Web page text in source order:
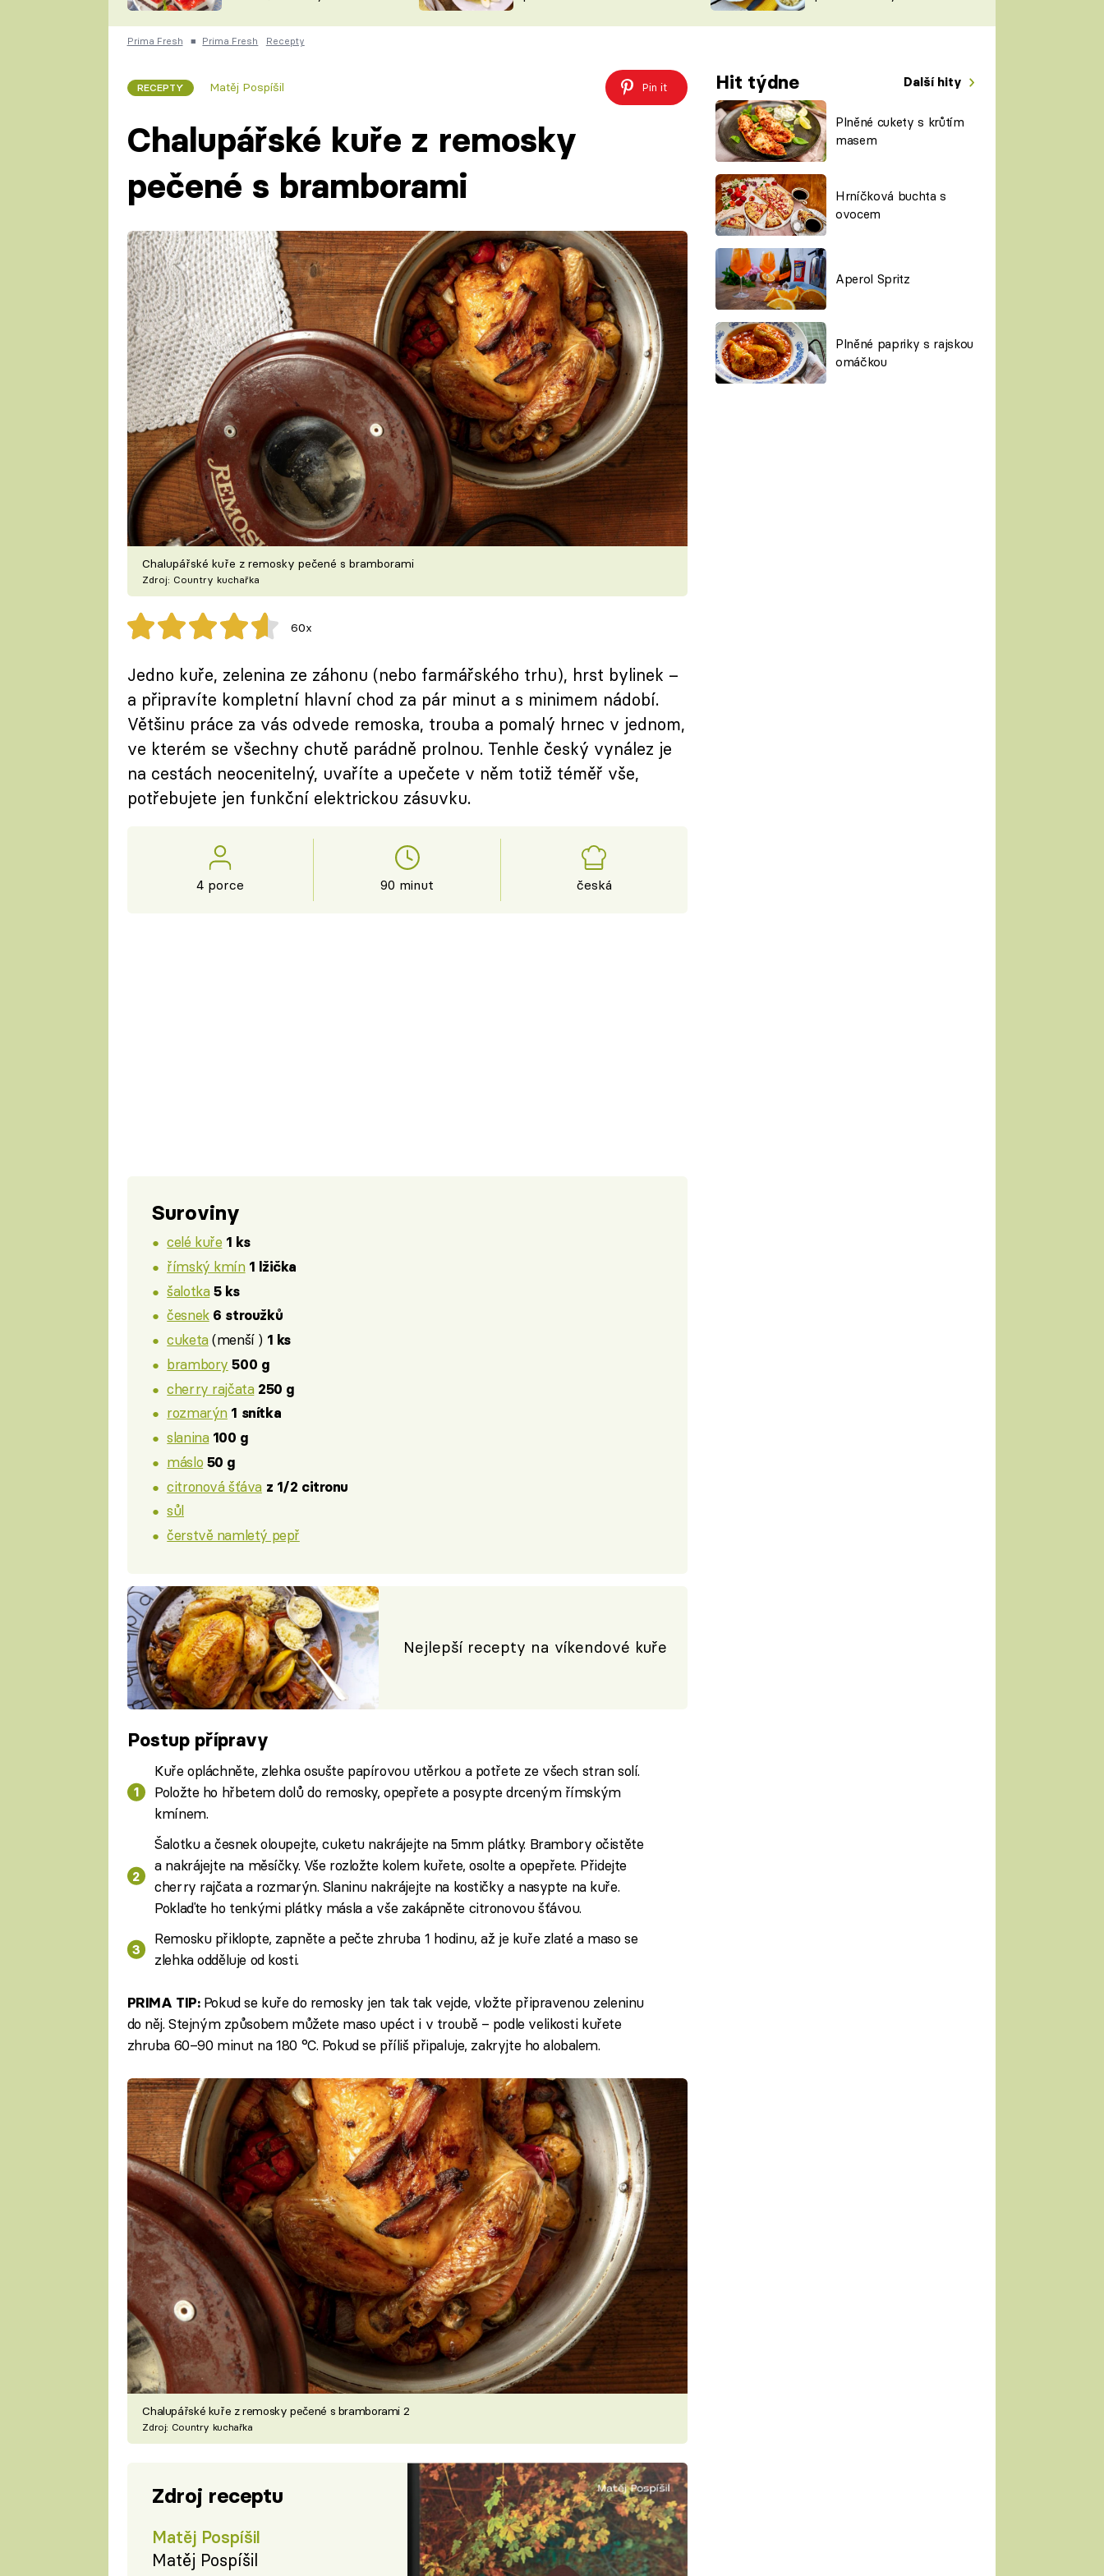
ČESKO NA TALÍŘI
KUCHAŘKA
VYCHYTÁVKY
ŠÉFREDAKTORKY
ČASOPIS
Prima Fresh ■ Prima Fresh Recepty
RECEPTY Matěj Pospíšil Pin it Hit týdne Další hity
Plněné cukety s krůtím
masem
Hrníčková buchta s
ovocem
Aperol Spritz
Plněné papriky s rajskou
omáčkou
Chalupářské kuře z remosky
pečené s bramborami
Chalupářské kuře z remosky pečené s bramborami
Zdroj: Country kuchařka
60x
Jedno kuře, zelenina ze záhonu (nebo farmářského trhu), hrst bylinek –
a připravíte kompletní hlavní chod za pár minut a s minimem nádobí.
Většinu práce za vás odvede remoska, trouba a pomalý hrnec v jednom,
ve kterém se všechny chutě parádně prolnou. Tenhle český vynález je
na cestách neocenitelný, uvaříte a upečete v něm totiž téměř vše,
potřebujete jen funkční elektrickou zásuvku.
4 porce 90 minut česká
Suroviny
celé kuře 1 ks
římský kmín 1 lžička
šalotka 5 ks
česnek 6 stroužků
cuketa(menší ) 1 ks
brambory 500 g
cherry rajčata 250 g
rozmarýn 1 snítka
slanina 100 g
máslo 50 g
citronová šťáva z 1/2 citronu
sůl
čerstvě namletý pepř
Nejlepší recepty na víkendové kuře
Postup přípravy
Kuře opláchněte, zlehka osušte papírovou utěrkou a potřete ze všech stran solí.
Položte ho hřbetem dolů do remosky, opepřete a posypte drceným římským
kmínem.
Šalotku a česnek oloupejte, cuketu nakrájejte na 5mm plátky. Brambory očistěte
a nakrájejte na měsíčky. Vše rozložte kolem kuřete, osolte a opepřete. Přidejte
cherry rajčata a rozmarýn. Slaninu nakrájejte na kostičky a nasypte na kuře.
Poklaďte ho tenkými plátky másla a vše zakápněte citronovou šťávou.
Remosku přiklopte, zapněte a pečte zhruba 1 hodinu, až je kuře zlaté a maso se
zlehka odděluje od kosti.
PRIMA TIP:Pokud se kuře do remosky jen tak tak vejde, vložte připravenou zeleninu
do něj. Stejným způsobem můžete maso upéct i v troubě – podle velikosti kuřete
zhruba 60–90 minut na 180 °C. Pokud se příliš připaluje, zakryjte ho alobalem.
Chalupářské kuře z remosky pečené s bramborami 2
Zdroj: Country kuchařka
Zdroj receptu
Matěj Pospíšil
Matěj Pospíšil